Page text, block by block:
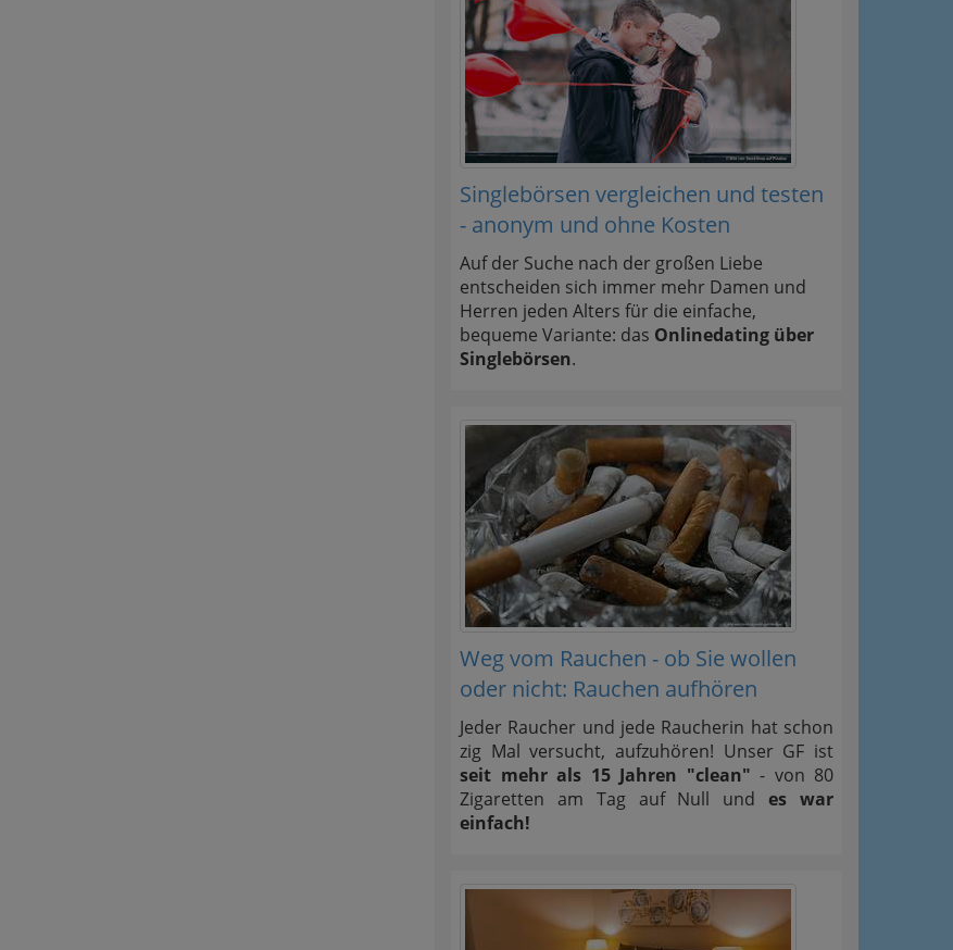
Singlebörsen vergleichen und testen
- anonym und ohne Kosten
Auf der Suche nach der großen Liebe
entscheiden sich immer mehr Damen und
Herren jeden Alters für die einfache,
bequeme Variante: das Onlinedating über
Singlebörsen.
Weg vom Rauchen - ob Sie wollen
oder nicht: Rauchen aufhören
Jeder Raucher und jede Raucherin hat schon
zig Mal versucht, aufzuhören! Unser GF ist
seit mehr als 15 Jahren "clean" - von 80
Zigaretten am Tag auf Null undes war
einfach!